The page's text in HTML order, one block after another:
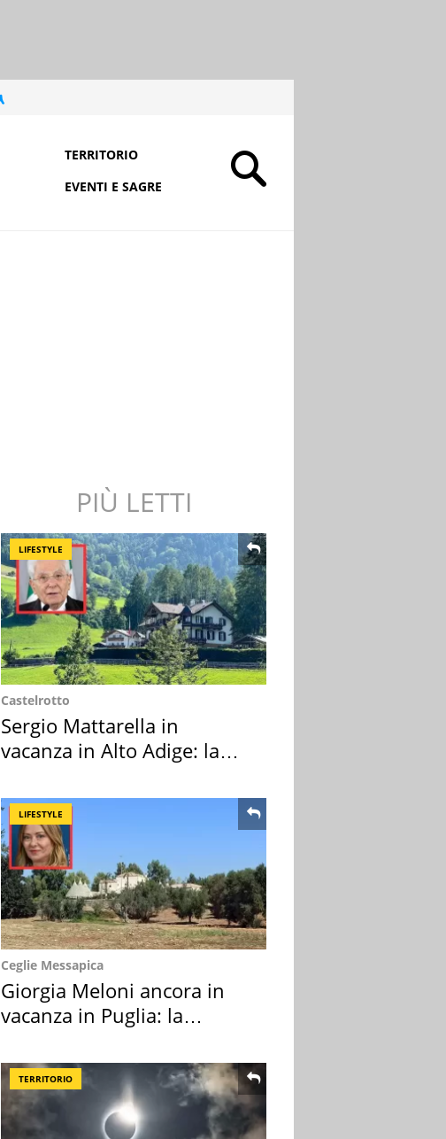
TERRITORIO
EVENTI E SAGRE
PIÙ LETTI
LIFESTYLE
Castelrotto
Sergio Mattarella in
vacanza in Alto Adige: la
LIFESTYLE
Ceglie Messapica
Giorgia Meloni ancora in
vacanza in Puglia: la
TERRITORIO